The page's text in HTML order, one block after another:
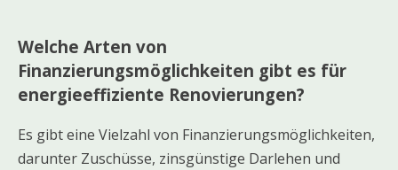
Welche Arten von
Finanzierungsmöglichkeiten gibt es für
energieeffiziente Renovierungen?
Es gibt eine Vielzahl von Finanzierungsmöglichkeiten,
darunter Zuschüsse, zinsgünstige Darlehen und